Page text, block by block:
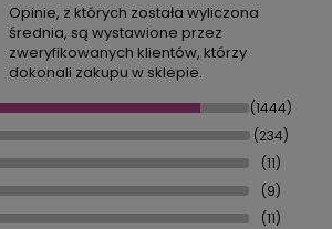
Opinie, z których została wyliczona
średnia, są wystawione przez
zweryfikowanych klientów, którzy
dokonali zakupu w sklepie.
(1444)
(234)
(11)
(9)
(11)